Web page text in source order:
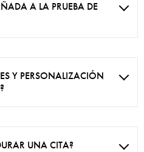
A LA PRUEBA DE
Y PERSONALIZACIÓN
UNA CITA?